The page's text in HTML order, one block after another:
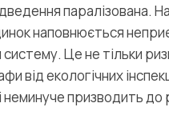
паралізована.
наповнюється
Це не тільки
від екологічних
неминуче призводить